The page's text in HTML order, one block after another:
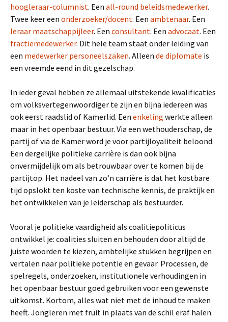
hoogleraar-columnist. Een all-round beleidsmedewerker.
Twee keer een onderzoeker/docent. Een ambtenaar. Een
leraar maatschappijleer. Een consultant. Een advocaat. Een
fractiemedewerker. Dit hele team staat onder leiding van
een medewerker personeelszaken. Alleen de diplomate is
een vreemde eend in dit gezelschap.
In ieder geval hebben ze allemaal uitstekende kwalificaties
om volksvertegenwoordiger te zijn en bijna iedereen was
ook eerst raadslid of Kamerlid. Een enkeling werkte alleen
maar in het openbaar bestuur. Via een wethouderschap, de
partij of via de Kamer word je voor partijloyaliteit beloond.
Een dergelijke politieke carrière is dan ook bijna
onvermijdelijk om als betrouwbaar over te komen bij de
partijtop. Het nadeel van zo’n carrière is dat het kostbare
tijd opslokt ten koste van technische kennis, de praktijk en
het ontwikkelen van je leiderschap als bestuurder.
Vooral je politieke vaardigheid als coalitiepoliticus
ontwikkel je: coalities sluiten en behouden door altijd de
juiste woorden te kiezen, ambtelijke stukken begrijpen en
vertalen naar politieke potentie en gevaar. Processen, de
spelregels, onderzoeken, institutionele verhoudingen in
het openbaar bestuur goed gebruiken voor een gewenste
uitkomst. Kortom, alles wat niet met de inhoud te maken
heeft. Jongleren met fruit in plaats van de schil eraf halen.